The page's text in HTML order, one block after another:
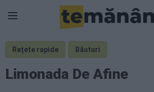
Rețete rapide Băuturi
Limonada De Afine